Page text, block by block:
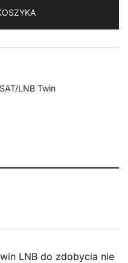
LNB Twin
LNB do zdobycia nie